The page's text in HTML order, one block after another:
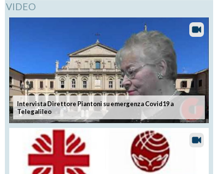
VIDEO
Intervista Direttore Piantoni su emergenza Covid19 a
Telegalileo